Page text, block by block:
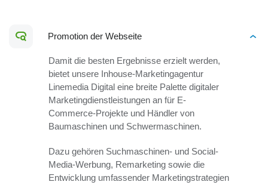
Promotion der Webseite
Damit die besten Ergebnisse erzielt werden,
bietet unsere Inhouse-Marketingagentur
Linemedia Digital eine breite Palette digitaler
Marketingdienstleistungen an für E-
Commerce-Projekte und Händler von
Baumaschinen und Schwermaschinen.
Dazu gehören Suchmaschinen- und Social-
Media-Werbung, Remarketing sowie die
Entwicklung umfassender Marketingstrategien